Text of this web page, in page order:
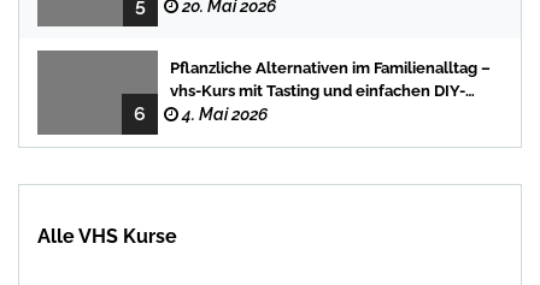
5 20. Mai 2026
6
Pflanzliche Alternativen im Familienalltag –
vhs-Kurs mit Tasting und einfachen DIY-
Rezepten
4. Mai 2026
Alle VHS Kurse